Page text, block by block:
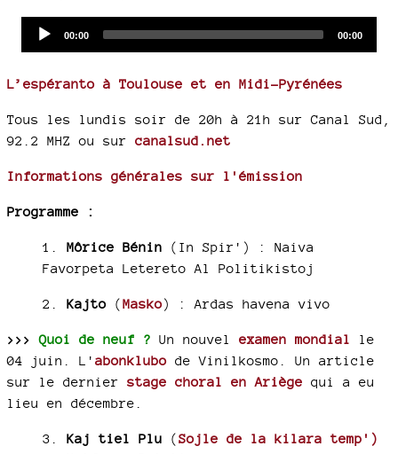
Current
00:00
Total
00:00
L’espéranto à Toulouse et en Midi-Pyrénées
Tous les lundis soir de 20h à 21h sur Canal Sud,
92.2 MHZ ou sur canalsud.net
Informations générales sur l'émission
Programme :
1. Môrice Bénin (In Spir') :
Naiva
Favorpeta Letereto Al Politikistoj
2.Kajto (Masko) : Ardas havena vivo
>>>Quoi de neuf ? Un nouvel examen mondial
le
04 juin. L' abonklubo de Vinilkosmo. Un article
sur le dernier stage choral en Ariège qui a eu
lieu en décembre.
3. Kaj tiel Plu (Sojle de la kilara temp')